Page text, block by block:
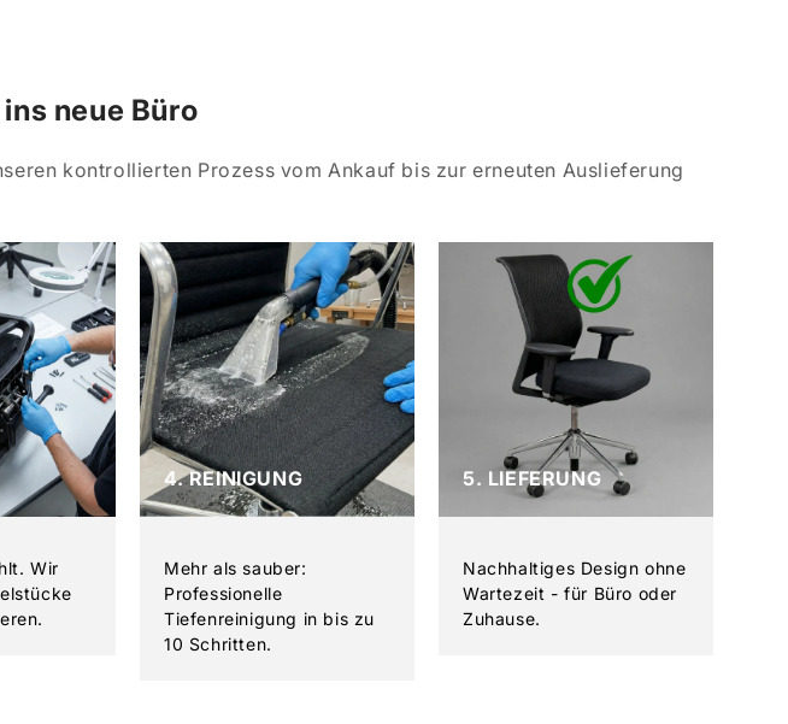
neue Büro
kontrollierten Prozess vom Ankauf bis zur erneuten Auslieferung
Wir
4. REINIGUNG
Mehr als sauber:
Professionelle
Tiefenreinigung in bis zu
10 Schritten.
5. LIEFERUNG
Nachhaltiges Design ohne
Wartezeit - für Büro oder
Zuhause.